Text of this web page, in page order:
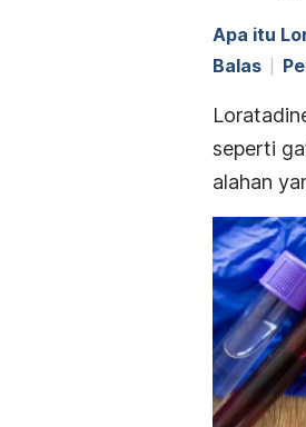
Apa itu
Balas
seperti
alahan